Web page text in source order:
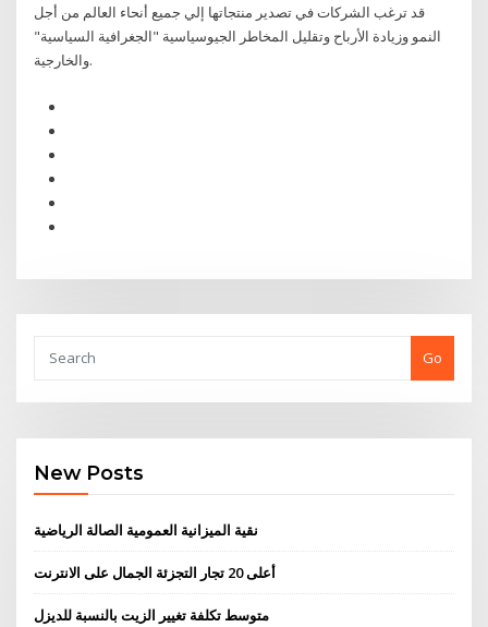
قد ترغب الشركات في تصدير منتجاتها إلي جميع أنحاء العالم من أجل
النمو وزيادة الأرباح وتقليل المخاطر الجيوسياسية "الجغرافية السياسية"
والخارجية.
Go
New Posts
نقية الميزانية العمومية الصالة الرياضية
أعلى 20 تجار التجزئة الجمال على الانترنت
متوسط ​​تكلفة تغيير الزيت بالنسبة للديزل